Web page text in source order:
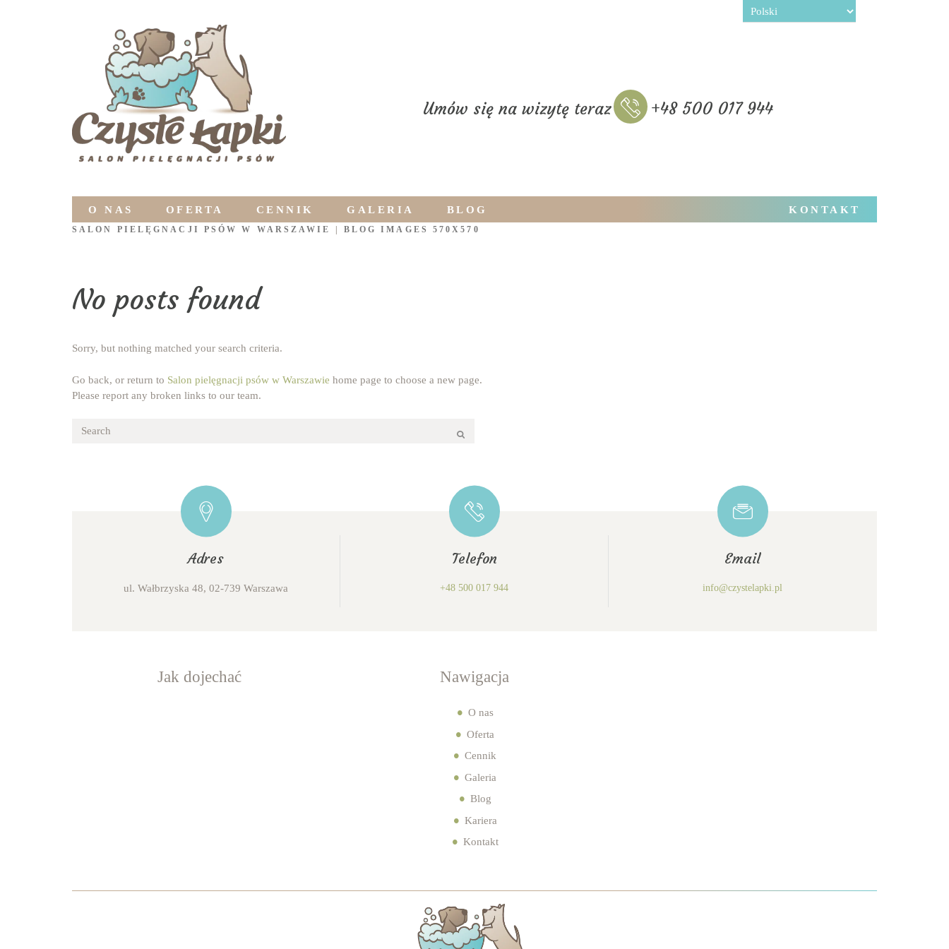
Umów się na wizytę teraz +48 500 017 944
O NAS OFERTA CENNIK GALERIA BLOG KONTAKT
SALON PIELĘGNACJI PSÓW W WARSZAWIE | BLOG IMAGES 570X570
No posts found
Sorry, but nothing matched your search criteria.
Go back, or return to Salon pielęgnacji psów w Warszawie home page to choose a new page.
Please report any broken links to our team.
Adres
ul. Wałbrzyska 48, 02-739 Warszawa
Telefon
+48 500 017 944
Email
info@czystelapki.pl
Jak dojechać Nawigacja
O nas
Oferta
Cennik
Galeria
Blog
Kariera
Kontakt